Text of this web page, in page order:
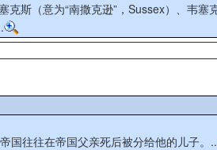
斯（意为“南撒克逊”，Sussex）、韦塞
国往往在帝国父亲死后被分给他的儿子。